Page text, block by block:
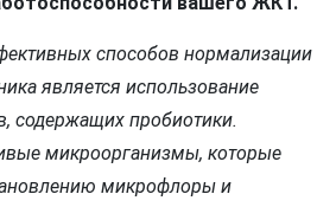
способов нормализации
является использование
содержащих пробиотики.
микроорганизмы, которые
микрофлоры и